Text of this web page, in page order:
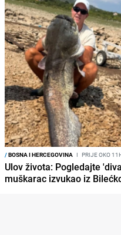
/BOSNA I HERCEGOVINA I PRIJE OKO
Ulov života: Pogledajte
muškarac izvukao iz